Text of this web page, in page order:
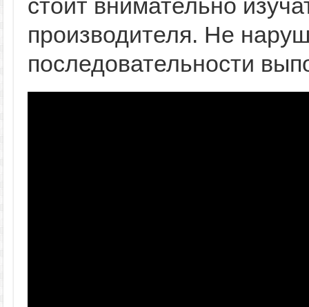
стоит внимательно
производителя. Не
последовательности